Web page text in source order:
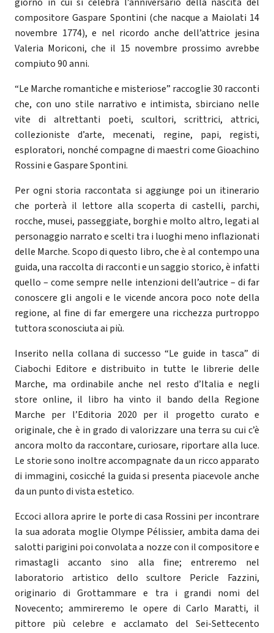
compositore Gaspare Spontini (che nacque a Maiolati 14
novembre 1774), e nel ricordo anche dell’attrice jesina
Valeria Moriconi, che il 15 novembre prossimo avrebbe
compiuto 90 anni.
“Le Marche romantiche e misteriose” raccoglie 30 racconti
che, con uno stile narrativo e intimista, sbirciano nelle
vite di altrettanti poeti, scultori, scrittrici, attrici,
collezioniste d’arte, mecenati, regine, papi, registi,
esploratori, nonché compagne di maestri come Gioachino
Rossini e Gaspare Spontini.
Per ogni storia raccontata si aggiunge poi un itinerario
che porterà il lettore alla scoperta di castelli, parchi,
rocche, musei, passeggiate, borghi e molto altro, legati al
personaggio narrato e scelti tra i luoghi meno inflazionati
delle Marche. Scopo di questo libro, che è al contempo una
guida, una raccolta di racconti e un saggio storico, è infatti
quello – come sempre nelle intenzioni dell’autrice – di far
conoscere gli angoli e le vicende ancora poco note della
regione, al fine di far emergere una ricchezza purtroppo
tuttora sconosciuta ai più.
Inserito nella collana di successo “Le guide in tasca” di
Ciabochi Editore e distribuito in tutte le librerie delle
Marche, ma ordinabile anche nel resto d’Italia e negli
store online, il libro ha vinto il bando della Regione
Marche per l’Editoria 2020 per il progetto curato e
originale, che è in grado di valorizzare una terra su cui c’è
ancora molto da raccontare, curiosare, riportare alla luce.
Le storie sono inoltre accompagnate da un ricco apparato
di immagini, cosicché la guida si presenta piacevole anche
da un punto di vista estetico.
Eccoci allora aprire le porte di casa Rossini per incontrare
la sua adorata moglie Olympe Pélissier, ambita dama dei
salotti parigini poi convolata a nozze con il compositore e
rimastagli accanto sino alla fine; entreremo nel
laboratorio artistico dello scultore Pericle Fazzini,
originario di Grottammare e tra i grandi nomi del
Novecento; ammireremo le opere di Carlo Maratti, il
pittore più celebre e acclamato del Sei-Settecento